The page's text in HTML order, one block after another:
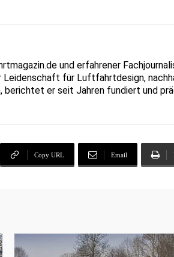
und erfahrener
Leidenschaft für Luftfahrtdesign,
er seit Jahren fundiert und
Copy URL Email